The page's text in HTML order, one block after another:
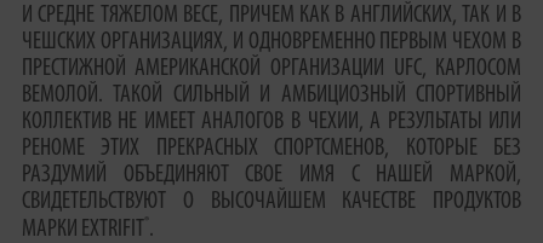
И СРЕДНЕ ТЯЖЕЛОМ ВЕСЕ, ПРИЧЕМ КАК В АНГЛИЙСКИХ, ТАК И В
ЧЕШСКИХ ОРГАНИЗАЦИЯХ, И ОДНОВРЕМЕННО ПЕРВЫМ ЧЕХОМ В
ПРЕСТИЖНОЙ АМЕРИКАНСКОЙ ОРГАНИЗАЦИИ UFC, КАРЛОСОМ
ВЕМОЛОЙ. ТАКОЙ СИЛЬНЫЙ И АМБИЦИОЗНЫЙ СПОРТИВНЫЙ
КОЛЛЕКТИВ НЕ ИМЕЕТ АНАЛОГОВ В ЧЕХИИ, А РЕЗУЛЬТАТЫ ИЛИ
РЕНОМЕ ЭТИХ ПРЕКРАСНЫХ СПОРТСМЕНОВ, КОТОРЫЕ БЕЗ
РАЗДУМИЙ ОБЪЕДИНЯЮТ СВОЕ ИМЯ С НАШЕЙ МАРКОЙ,
СВИДЕТЕЛЬСТВУЮТ О ВЫСОЧАЙШЕМ КАЧЕСТВЕ ПРОДУКТОВ
МАРКИ EXTRIFIT
® .